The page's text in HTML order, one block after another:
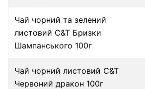
Чай чорний та зелений
листовий C&T Бризки
Шампанського 100г
Чай чорний листовий C&T
Червоний дракон 100г